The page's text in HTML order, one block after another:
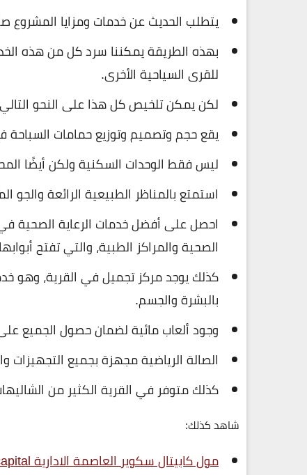
يتطلب الحديث عن خدمات ومزايا
بهذه الطريقة يمكننا سرد كل من هذه
للقرى السياحية الأخرى.
لكن يمكن تلخيص كل هذا على النحو
يقع حجم وتصميم وتوزيع حمامات
ليس فقط الوحدات السكنية ولكن أيضًا
استمتع بالمناظر الطبيعية الرائعة
الصحية والمراكز الطبية، والتي تفتح
كذلك يوجد مركز تجميل في القرية، وهو
بالبشرة والجسم.
وجود ألعاب مائية لضمان حصول الجميع
الصالة الرياضية مجهزة بجميع التجهيزات
كذلك متوفر في القرية الكثير من
شاهد كذلك:
مول كابيتال سكوير العاصمة الادارية Capital square new capital